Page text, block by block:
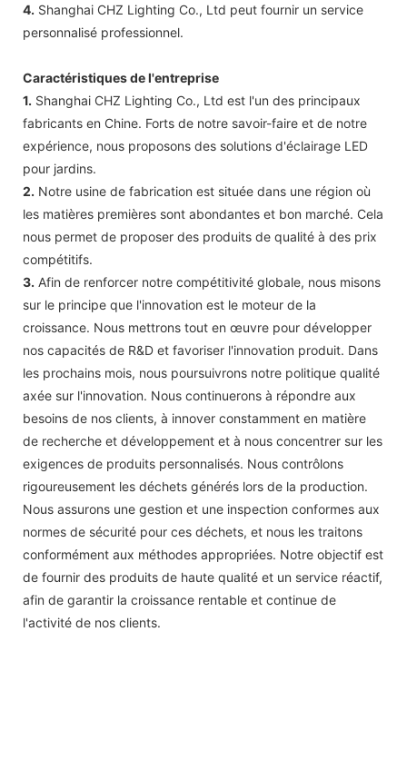
4. Shanghai CHZ Lighting Co., Ltd peut fournir un service
personnalisé professionnel.
Caractéristiques de l'entreprise
1. Shanghai CHZ Lighting Co., Ltd est l'un des principaux
fabricants en Chine. Forts de notre savoir-faire et de notre
expérience, nous proposons des solutions d'éclairage LED
pour jardins.
2. Notre usine de fabrication est située dans une région où
les matières premières sont abondantes et bon marché. Cela
nous permet de proposer des produits de qualité à des prix
compétitifs.
3. Afin de renforcer notre compétitivité globale, nous misons
sur le principe que l'innovation est le moteur de la
croissance. Nous mettrons tout en œuvre pour développer
nos capacités de R&D et favoriser l'innovation produit. Dans
les prochains mois, nous poursuivrons notre politique qualité
axée sur l'innovation. Nous continuerons à répondre aux
besoins de nos clients, à innover constamment en matière
de recherche et développement et à nous concentrer sur les
exigences de produits personnalisés. Nous contrôlons
rigoureusement les déchets générés lors de la production.
Nous assurons une gestion et une inspection conformes aux
normes de sécurité pour ces déchets, et nous les traitons
conformément aux méthodes appropriées. Notre objectif est
de fournir des produits de haute qualité et un service réactif,
afin de garantir la croissance rentable et continue de
l'activité de nos clients.